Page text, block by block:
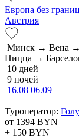
Европа без
Австрия
Минск → Вена
Ницца →
10 дней
9 ночей
16.08 06.09
Туроператор:
от 1394 BYN
+ 150 BYN